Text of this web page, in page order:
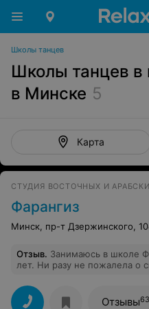
Школы танцев
Школы танцев
в Минске 5
Карта
СТУДИЯ ВОСТОЧНЫХ И
Фарангиз
Минск, пр-т Дзержинского,
Отзыв. Занимаюсь в школе
лет. Ни разу не пожалела о своём выборе школы
преподаватели, дружный
теплые и доверительные
Отзывы63